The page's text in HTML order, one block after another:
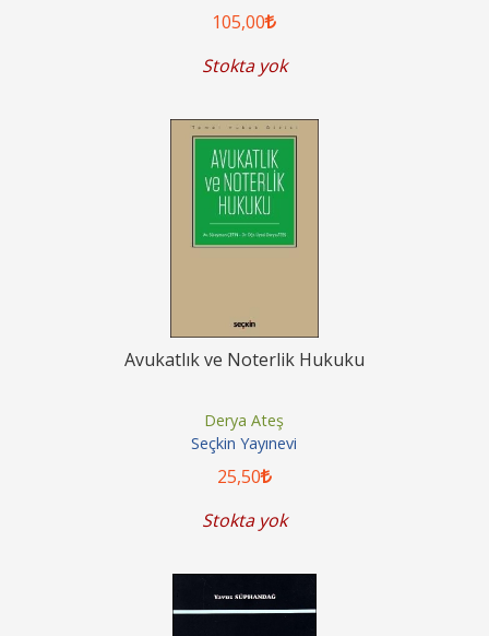
105,00
Stokta yok
Avukatlık ve Noterlik Hukuku
Derya Ateş
Seçkin Yayınevi
25,50
Stokta yok